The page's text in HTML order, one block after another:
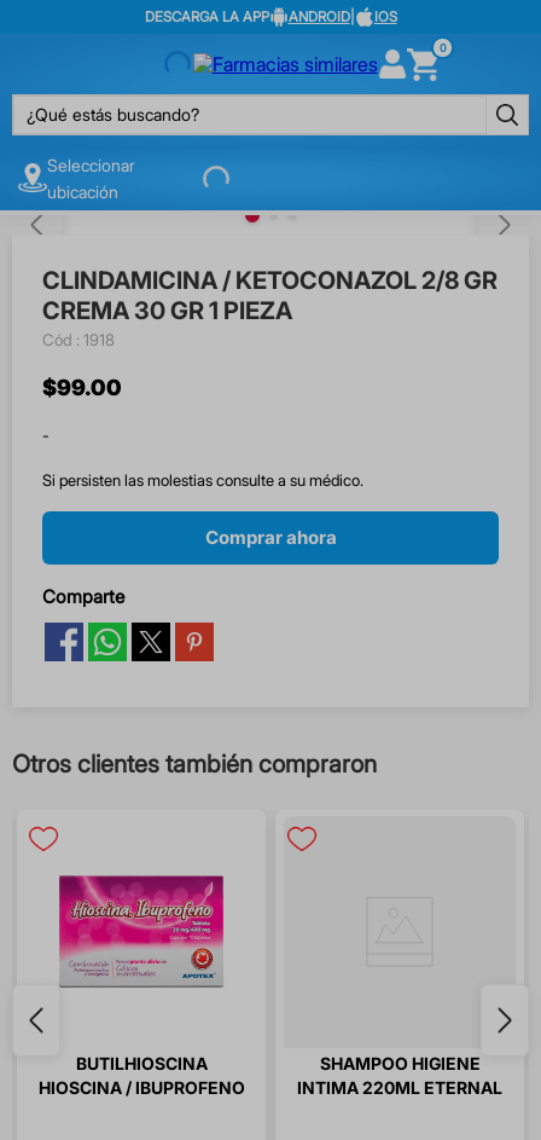
DESCARGA LA APP ANDROID| IOS
0
¿Qué estás buscando?
Seleccionar
ubicación
CLINDAMICINA / KETOCONAZOL 2/8 GR
CREMA 30 GR 1 PIEZA
: 1918
$99.00
-
Si persisten las molestias consulte a su médico.
Comprar ahora
Comparte
Otros clientes también compraron
BUTILHIOSCINA
HIOSCINA / IBUPROFENO
SHAMPOO HIGIENE
INTIMA 220ML ETERNAL